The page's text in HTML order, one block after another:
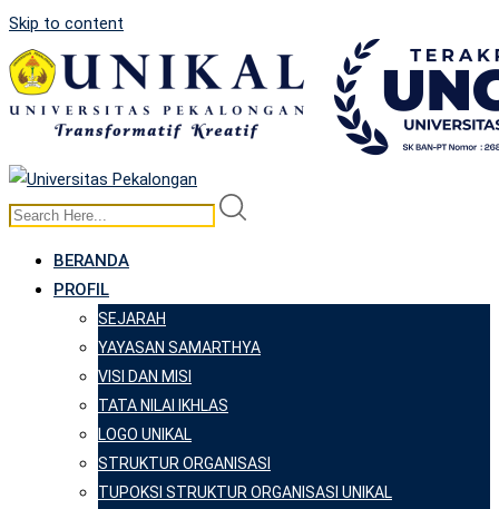
Skip to content
BERANDA
PROFIL
SEJARAH
YAYASAN SAMARTHYA
VISI DAN MISI
TATA NILAI IKHLAS
LOGO UNIKAL
STRUKTUR ORGANISASI
TUPOKSI STRUKTUR ORGANISASI UNIKAL